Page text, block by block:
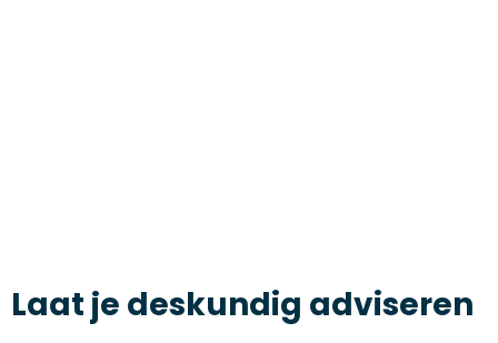
Laat je deskundig adviseren